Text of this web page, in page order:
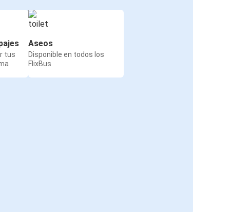
tus
Aseos
Disponible en todos los
FlixBus